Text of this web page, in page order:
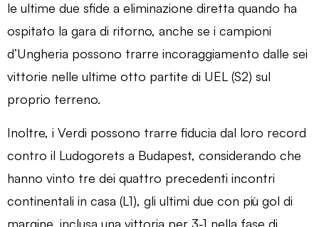
le ultime due sfide a eliminazione diretta quando ha
ospitato la gara di ritorno, anche se i campioni
d’Ungheria possono trarre incoraggiamento dalle sei
vittorie nelle ultime otto partite di UEL (S2) sul
proprio terreno.
Inoltre, i Verdi possono trarre fiducia dal loro record
contro il Ludogorets a Budapest, considerando che
hanno vinto tre dei quattro precedenti incontri
continentali in casa (L1), gli ultimi due con più gol di
margine, inclusa una vittoria per 3-1 nella fase di